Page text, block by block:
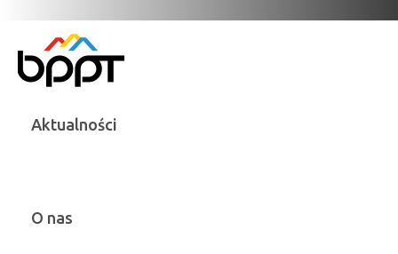
Aktualności
O nas